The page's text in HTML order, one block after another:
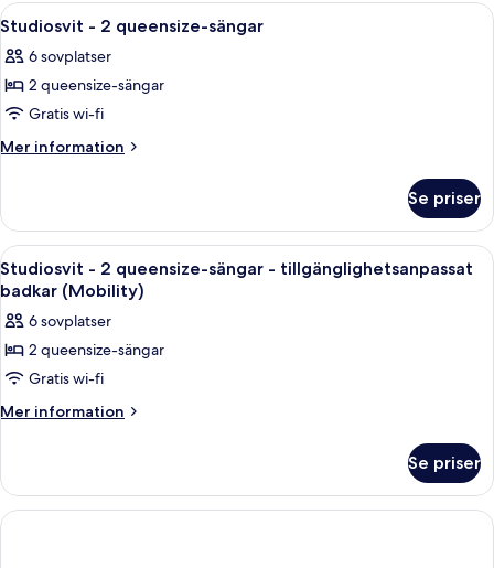
Öppna
alla
foton
för
Studiosvit
-
sängar
Ett modernt hotellrum med en
5
Studiosvit - 2 queensize-sängar
6 sovplatser
2 queensize-sängar
Gratis wi-fi
Mer information
Mer
-
queensize-
sängar
Se priser
Öppna
alla
foton
för
Studiosvit
-
2
-
tillgänglighetsanpassat
Ett modernt hotellrum med två
2
Studiosvit - 2 queensize-sängar - tillgänglighetsanpassat
badkar (Mobility)
6 sovplatser
2 queensize-sängar
Gratis wi-fi
Mer information
Mer
-
queensize-
Se priser